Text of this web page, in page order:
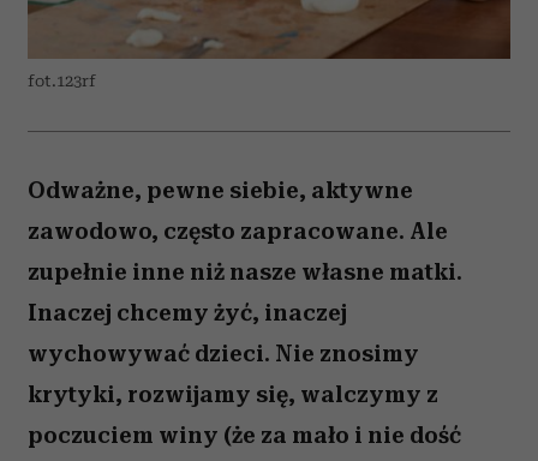
fot.123rf
Odważne, pewne siebie, aktywne
zawodowo, często zapracowane. Ale
zupełnie inne niż nasze własne matki.
Inaczej chcemy żyć, inaczej
wychowywać dzieci. Nie znosimy
krytyki, rozwijamy się, walczymy z
poczuciem winy (że za mało i nie dość